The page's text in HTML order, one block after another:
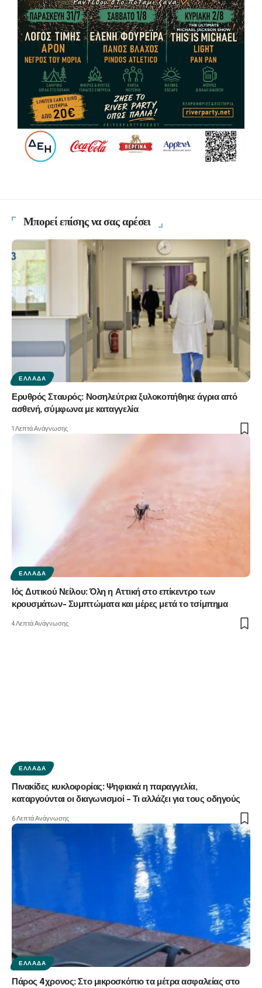
Μπορεί επίσης να σας αρέσει
ΕΛΛΆΔΑ
Ερυθρός Σταυρός: Νοσηλεύτρια ξυλοκοπήθηκε άγρια από
ασθενή, σύμφωνα με καταγγελία
1 Λεπτά Ανάγνωσης
ΕΛΛΆΔΑ
Ιός Δυτικού Νείλου: Όλη η Αττική στο επίκεντρο των
κρουσμάτων- Συμπτώματα και μέρες μετά το τσίμπημα
4 Λεπτά Ανάγνωσης
ΕΛΛΆΔΑ
Πινακίδες κυκλοφορίας: Ψηφιακά η παραγγελία,
καταργούνται οι διαγωνισμοί – Τι αλλάζει για τους οδηγούς
6 Λεπτά Ανάγνωσης
ΕΛΛΆΔΑ
Πάρος 4χρονος: Στο μικροσκόπιο τα μέτρα ασφαλείας στο